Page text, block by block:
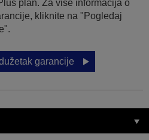
plan. Za više informacija o
kliknite na "Pogledaj
garancije